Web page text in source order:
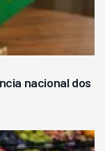
nacional dos